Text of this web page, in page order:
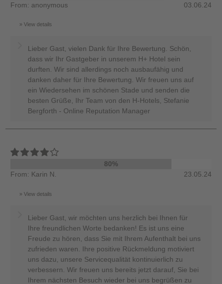
From: anonymous
03.06.24
View details
Lieber Gast, vielen Dank für Ihre Bewertung. Schön,
dass wir Ihr Gastgeber in unserem H+ Hotel sein
durften. Wir sind allerdings noch ausbaufähig und
danken daher für Ihre Bewertung. Wir freuen uns auf
ein Wiedersehen im schönen Stade und senden die
besten Grüße, Ihr Team von den H-Hotels, Stefanie
Bergforth - Online Reputation Manager
80%
From: Karin N.
23.05.24
View details
Lieber Gast, wir möchten uns herzlich bei Ihnen für
Ihre freundlichen Worte bedanken! Es ist uns eine
Freude zu hören, dass Sie mit Ihrem Aufenthalt bei uns
zufrieden waren. Ihre positive Rückmeldung motiviert
uns dazu, unsere Servicequalität kontinuierlich zu
verbessern. Wir freuen uns bereits jetzt darauf, Sie bei
Ihrem nächsten Besuch wieder bei uns begrüßen zu